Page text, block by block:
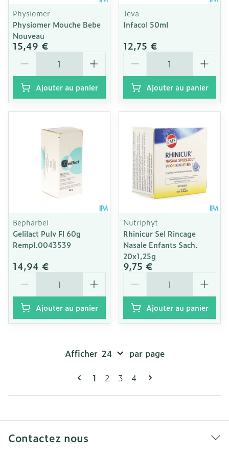
Physiomer
Physiomer Mouche Bebe
Nouveau
15,49 €
Ajouter au panier
Teva
Infacol 50ml
12,75 €
Ajouter au panier
Bepharbel
Gelilact Pulv Fl 60g
Rempl.0043539
14,94 €
Ajouter au panier
Nutriphyt
Rhinicur Sel Rincage
Nasale Enfants Sach.
20x1,25g
9,75 €
Ajouter au panier
Pages
Vous lisez actuellement la page
1 Page
2 Page
3 Page
4
Afficher par page
Contactez nous